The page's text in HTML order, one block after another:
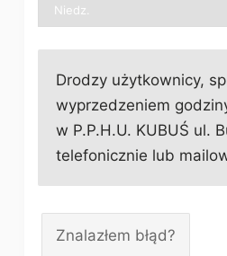
Niedz.
Drodzy użytkownicy,
wyprzedzeniem
w P.P.H.U. KUBUŚ ul.
telefonicznie lub
Znalazłem błąd?